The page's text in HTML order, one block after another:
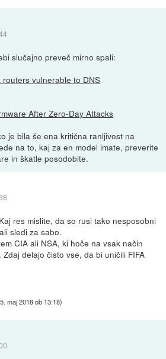
slučajno preveč mirno spali:
vulnerable to DNS
After Zero-Day Attacks
je bila še ena kritična ranljivost na
na to, kaj za en model imate, preverite
in škatle posodobite.
res mislite, da so rusi tako nesposobni
sledi za sabo.
CIA ali NSA, ki hoče na vsak način
delajo čisto vse, da bi uničili FIFA
maj 2018 ob 13:18)